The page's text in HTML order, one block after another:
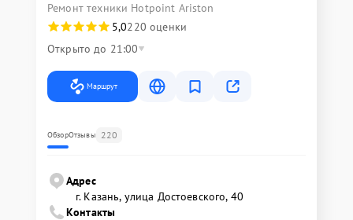
Ремонт техники Hotpoint Ariston
5,0220 оценки
Открыто до 21:00
Маршрут
ОбзорОтзывы 220
Адрес
г. Казань, улица Достоевского, 40
Контакты